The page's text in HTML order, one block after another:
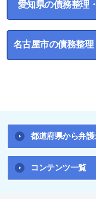
愛知県の債務整理
名古屋市の債務整
都道府県から弁
コンテンツ一覧